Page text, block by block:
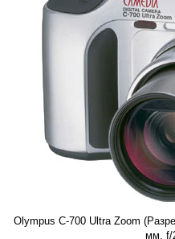
Olympus C-700 Ultra Zoom
мм, f/